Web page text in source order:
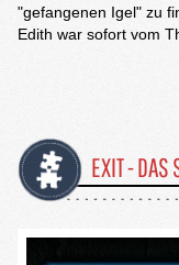
"gefangenen Igel" zu
Edith war sofort vom
EXIT - DAS